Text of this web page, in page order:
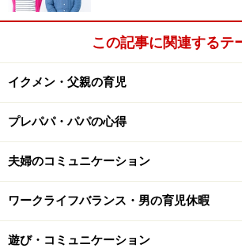
「自分はダメなんだ」という自己暗示
ますから。その代わりに「どうやった
いっしょに考えるといっても、主役
す。親が勝手にこうしようああしよう
く、子供自身が考えるのをそばで見守
アドバイスをするような感じです。
この記事に関連するテ
イクメン・父親の育児
プレパパ・パパの心得
夫婦のコミュニケーション
ワークライフバランス・男の育児休暇
遊び・コミュニケーション